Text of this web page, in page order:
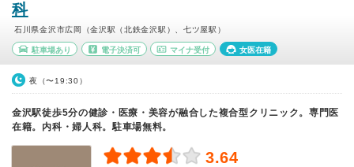
科
石川県金沢市広岡（金沢駅（北鉄金沢駅）、七ツ屋駅）
駐車場あり 電子決済可 マイナ受付 女医在籍
夜（〜19:30）
金沢駅徒歩5分の健診・医療・美容が融合した複合型クリニック。専門医
在籍。内科・婦人科。駐車場無料。
3.64